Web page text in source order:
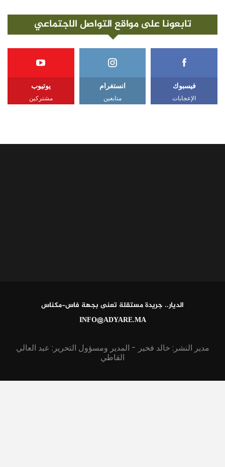
تابعونا على مواقع التواصل الاجتماعي
فيسبوك
الإعجابات
انستغرام
متابعين
يوتيوب
مشتركين
الديار.. جريدة مستقلة تعنى بجهة فاس-مكناس
INFO@ADYARE.MA
مدير النشر: خالد فخير - المدير ومسؤول التحرير: عبد العالي
القاطي